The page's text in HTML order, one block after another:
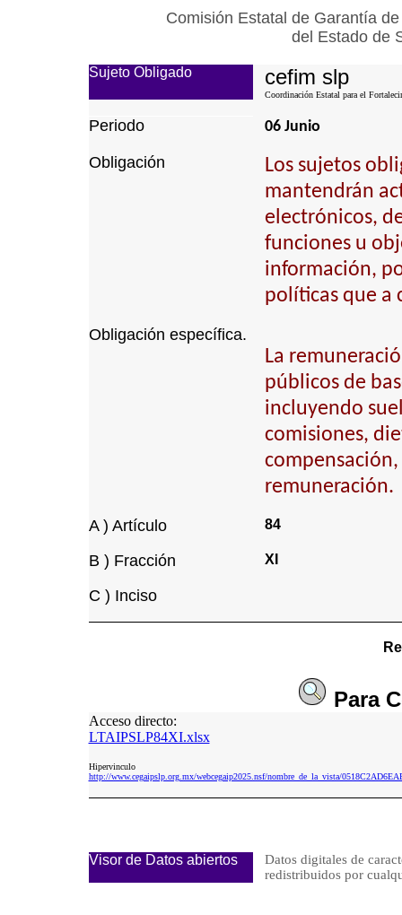
Comisión Estatal de Garantía
del Estado de
Sujeto Obligado cefim slp
Coordinación Estatal para el
Periodo 06 Junio
Obligación
Los sujetos
mantendrán
electrónicos,
funciones u
información,
políticas que a
Obligación específica.
La
públicos de
incluyendo
comisiones,
remuneración.
A ) Artículo 84
B ) Fracción XI
C ) Inciso
Para
Acceso directo:
LTAIPSLP84XI.xlsx
Hipervinculo
http://www.cegaipslp.org.mx/webcegaip2025.nsf/nombre_de_la_vista/
Visor de Datos abiertos
Datos digitales de
redistribuidos por